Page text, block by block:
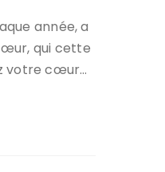
année, a
qui cette
votre cœur…